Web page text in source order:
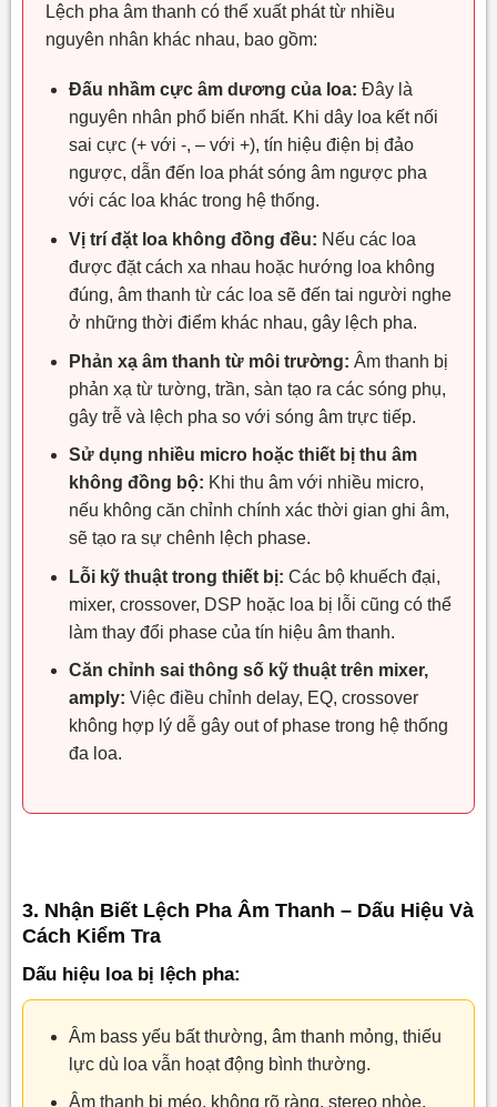
Lệch pha âm thanh có thể xuất phát từ nhiều
nguyên nhân khác nhau, bao gồm:
Đấu nhầm cực âm dương của loa: Đây là
nguyên nhân phổ biến nhất. Khi dây loa kết nối
sai cực (+ với -, – với +), tín hiệu điện bị đảo
ngược, dẫn đến loa phát sóng âm ngược pha
với các loa khác trong hệ thống.
Vị trí đặt loa không đồng đều: Nếu các loa
được đặt cách xa nhau hoặc hướng loa không
đúng, âm thanh từ các loa sẽ đến tai người nghe
ở những thời điểm khác nhau, gây lệch pha.
Phản xạ âm thanh từ môi trường: Âm thanh bị
phản xạ từ tường, trần, sàn tạo ra các sóng phụ,
gây trễ và lệch pha so với sóng âm trực tiếp.
Sử dụng nhiều micro hoặc thiết bị thu âm
không đồng bộ: Khi thu âm với nhiều micro,
nếu không căn chỉnh chính xác thời gian ghi âm,
sẽ tạo ra sự chênh lệch phase.
Lỗi kỹ thuật trong thiết bị: Các bộ khuếch đại,
mixer, crossover, DSP hoặc loa bị lỗi cũng có thể
làm thay đổi phase của tín hiệu âm thanh.
Căn chỉnh sai thông số kỹ thuật trên mixer,
amply: Việc điều chỉnh delay, EQ, crossover
không hợp lý dễ gây out of phase trong hệ thống
đa loa.
3. Nhận Biết Lệch Pha Âm Thanh – Dấu Hiệu Và
Cách Kiểm Tra
Dấu hiệu loa bị lệch pha:
Âm bass yếu bất thường, âm thanh mỏng, thiếu
lực dù loa vẫn hoạt động bình thường.
Âm thanh bị méo, không rõ ràng, stereo nhòe,